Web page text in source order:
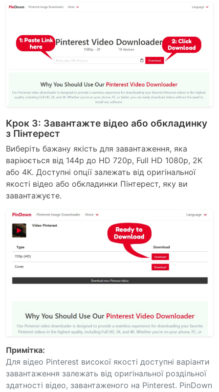
Крок 3: Завантажте відео або обкладинку
з Пінтерест
Виберіть бажану якість для завантаження, яка
варіюється від 144p до HD 720p, Full HD 1080p, 2K
або 4K. Доступні опції залежать від оригінальної
якості відео або обкладинки Пінтерест, яку ви
завантажуєте.
Примітка:
Для відео Pinterest високої якості доступні варіанти
завантаження залежать від оригінальної роздільної
здатності відео, завантаженого на Pinterest. PinDown